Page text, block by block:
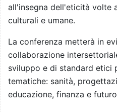
all'insegna dell'eticità volte
culturali e umane.
La conferenza metterà in
collaborazione
sviluppo e di standard etici
tematiche: sanità,
educazione, finanza e